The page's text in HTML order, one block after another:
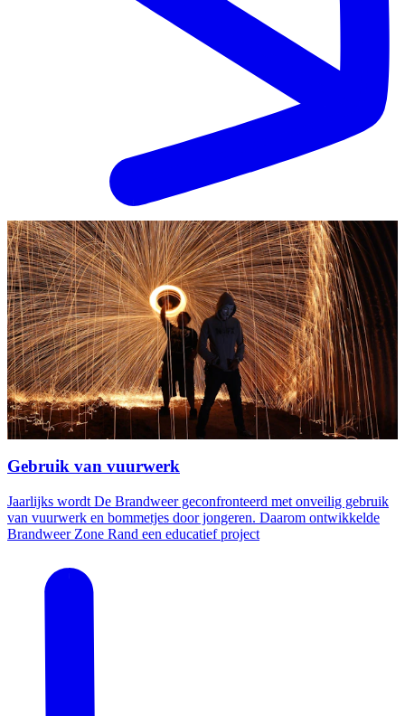
Gebruik van vuurwerk
Jaarlijks wordt De Brandweer geconfronteerd met onveilig gebruik
van vuurwerk en bommetjes door jongeren. Daarom ontwikkelde
Brandweer Zone Rand een educatief project